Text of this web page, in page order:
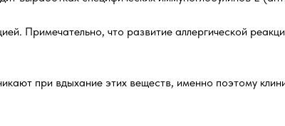
Примечательно, что развитие аллергической
при вдыхание этих веществ, именно поэтому